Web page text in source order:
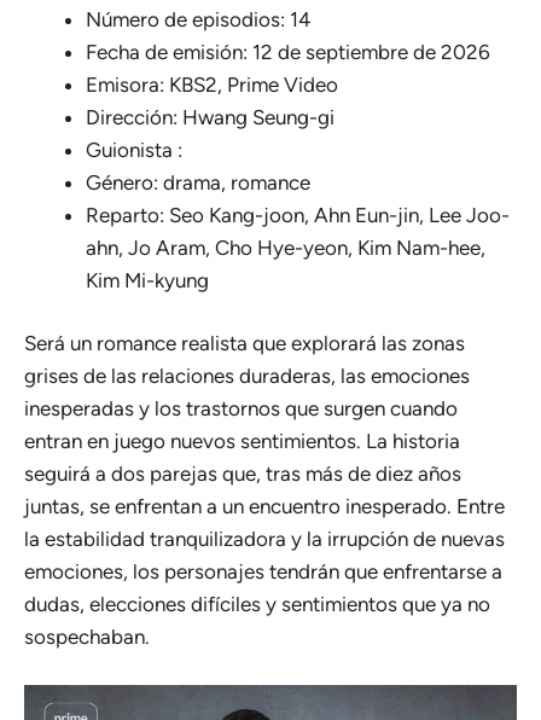
Número de episodios: 14
Fecha de emisión: 12 de septiembre de 2026
Emisora: KBS2, Prime Video
Dirección: Hwang Seung-gi
Guionista :
Género: drama, romance
Reparto: Seo Kang-joon, Ahn Eun-jin, Lee Joo-
ahn, Jo Aram, Cho Hye-yeon, Kim Nam-hee,
Kim Mi-kyung
Será un romance realista que explorará las zonas
grises de las relaciones duraderas, las emociones
inesperadas y los trastornos que surgen cuando
entran en juego nuevos sentimientos. La historia
seguirá a dos parejas que, tras más de diez años
juntas, se enfrentan a un encuentro inesperado. Entre
la estabilidad tranquilizadora y la irrupción de nuevas
emociones, los personajes tendrán que enfrentarse a
dudas, elecciones difíciles y sentimientos que ya no
sospechaban.